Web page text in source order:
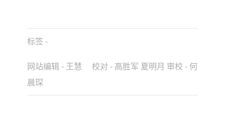
标签 -
网站编辑 - 王慧 校对 - 高胜军 夏明月 审校 - 何
晨琛